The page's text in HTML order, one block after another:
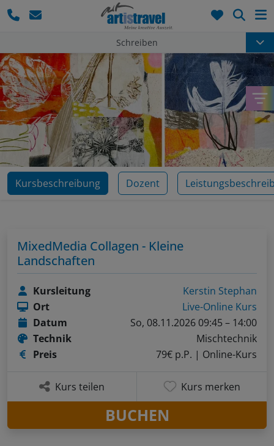
Schreiben
Kursbeschreibung Dozent
MixedMedia Collagen - Kleine
Landschaften
Kursleitung
Kerstin Stephan
Ort
Live-Online Kurs
Datum
So, 08.11.2026 09:45 – 14:00
Technik
Mischtechnik
Preis
79€ p.P. | Online-Kurs
Kurs teilen Kurs merken
BUCHEN